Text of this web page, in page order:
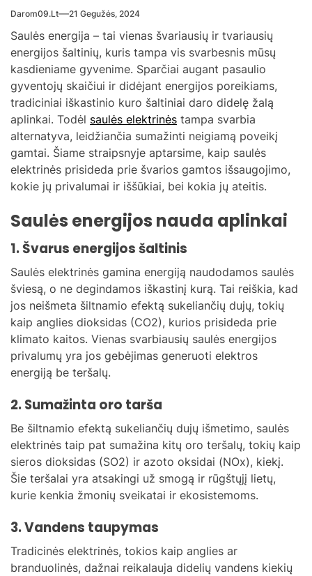
Darom09.lt 21 Gegužės, 2024
Saulės energija – tai vienas švariausių ir tvariausių
energijos šaltinių, kuris tampa vis svarbesnis mūsų
kasdieniame gyvenime. Sparčiai augant pasaulio
gyventojų skaičiui ir didėjant energijos poreikiams,
tradiciniai iškastinio kuro šaltiniai daro didelę žalą
aplinkai. Todėl saulės elektrinės tampa svarbia
alternatyva, leidžiančia sumažinti neigiamą poveikį
gamtai. Šiame straipsnyje aptarsime, kaip saulės
elektrinės prisideda prie švarios gamtos išsaugojimo,
kokie jų privalumai ir iššūkiai, bei kokia jų ateitis.
Saulės energijos nauda aplinkai
1. Švarus energijos šaltinis
Saulės elektrinės gamina energiją naudodamos saulės
šviesą, o ne degindamos iškastinį kurą. Tai reiškia, kad
jos neišmeta šiltnamio efektą sukeliančių dujų, tokių
kaip anglies dioksidas (CO2), kurios prisideda prie
klimato kaitos. Vienas svarbiausių saulės energijos
privalumų yra jos gebėjimas generuoti elektros
energiją be teršalų.
2. Sumažinta oro tarša
Be šiltnamio efektą sukeliančių dujų išmetimo, saulės
elektrinės taip pat sumažina kitų oro teršalų, tokių kaip
sieros dioksidas (SO2) ir azoto oksidai (NOx), kiekį.
Šie teršalai yra atsakingi už smogą ir rūgštųjį lietų,
kurie kenkia žmonių sveikatai ir ekosistemoms.
3. Vandens taupymas
Tradicinės elektrinės, tokios kaip anglies ar
branduolinės, dažnai reikalauja didelių vandens kiekių